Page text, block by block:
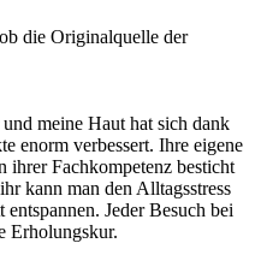
die Originalquelle der
meine Haut hat sich dank
enorm verbessert. Ihre eigene
ihrer Fachkompetenz besticht
kann man den Alltagsstress
Jeder Besuch bei
Erholungskur.